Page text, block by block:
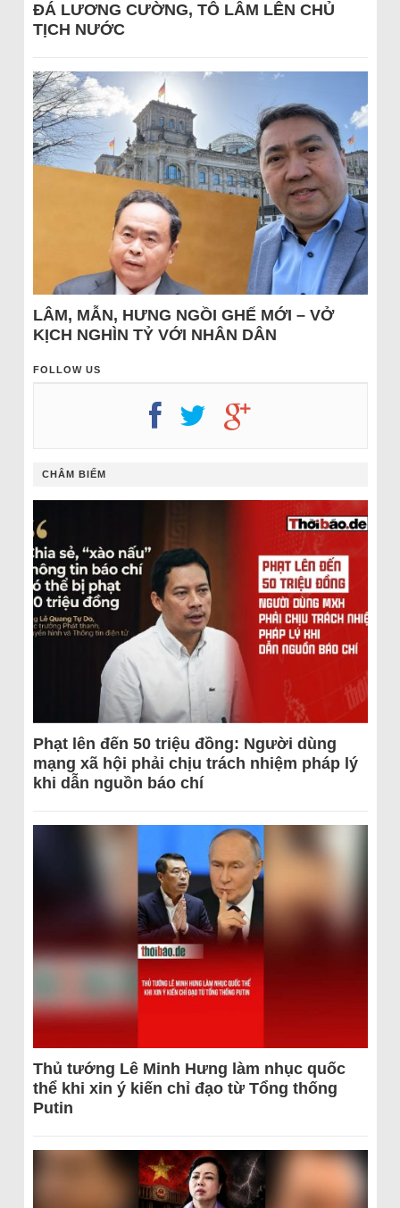
ĐÁ LƯƠNG CƯỜNG, TÔ LÂM LÊN CHỦ
TỊCH NƯỚC
LÂM, MẪN, HƯNG NGỒI GHẾ MỚI – VỞ
KỊCH NGHÌN TỶ VỚI NHÂN DÂN
FOLLOW US
CHÂM BIẾM
Phạt lên đến 50 triệu đồng: Người dùng
mạng xã hội phải chịu trách nhiệm pháp lý
khi dẫn nguồn báo chí
Thủ tướng Lê Minh Hưng làm nhục quốc
thể khi xin ý kiến chỉ đạo từ Tổng thống
Putin